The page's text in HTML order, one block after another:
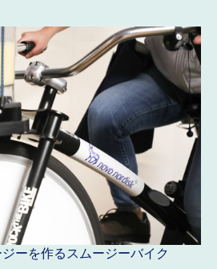
ーを作るスムージーバイク